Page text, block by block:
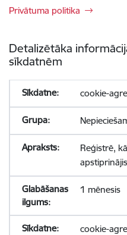
Privātuma politika
Detalizētāka
sīkdatnēm
cookie-
Reģistrē,
1 mēnesis
cookie-